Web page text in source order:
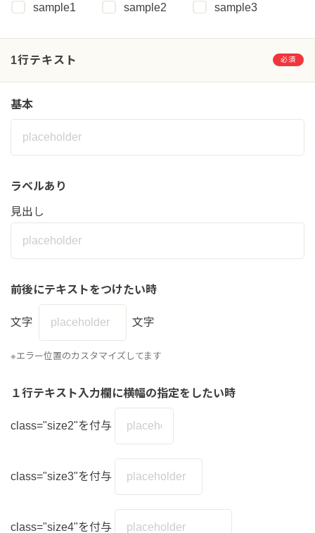
sample1 sample2 sample3
1行テキスト 必須
基本
ラベルあり
見出し
前後にテキストをつけたい時
文字 文字
※エラー位置のカスタマイズしてます
１行テキスト入力欄に横幅の指定をしたい時
class="size2"を付与
class="size3"を付与
class="size4"を付与